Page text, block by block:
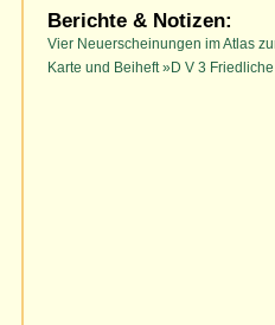
Berichte & Notizen:
Vier Neuerscheinungen im Atlas
Karte und Beiheft »D V 3